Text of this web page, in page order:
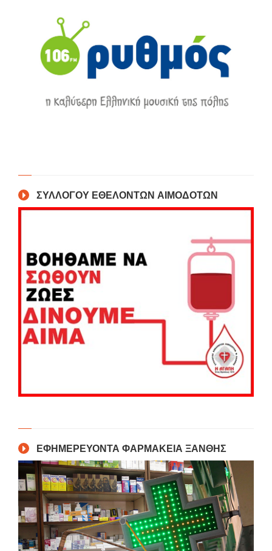
ΣΥΛΛΟΓΟΥ ΕΘΕΛΟΝΤΩΝ ΑΙΜΟΔΟΤΩΝ
ΕΦΗΜΕΡΕΥΟΝΤΑ ΦΑΡΜΑΚΕΙΑ ΞΑΝΘΗΣ